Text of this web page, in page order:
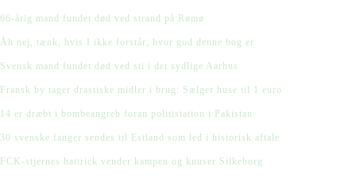
66-årig mand fundet død ved strand på Rømø
Åh nej, tænk, hvis I ikke forstår, hvor god denne bog er
Svensk mand fundet død ved sti i det sydlige Aarhus
Fransk by tager drastiske midler i brug: Sælger huse til 1 euro
14 er dræbt i bombeangreb foran politistation i Pakistan
30 svenske fanger sendes til Estland som led i historisk aftale
FCK-stjernes hattrick vender kampen og knuser Silkeborg